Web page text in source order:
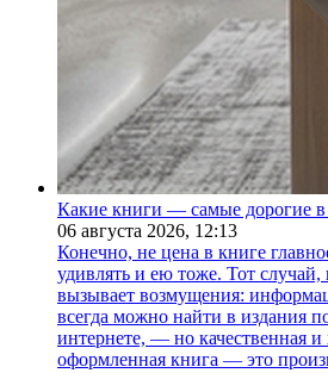
Какие книги — самые дорогие в
06 августа 2026, 12:13
Конечно, не цена в книге
удивлять и ею тоже. Тот случай,
вызывает возмущения:
всегда можно найти в издания
интернете, — но качественная и
оформленная книга — это